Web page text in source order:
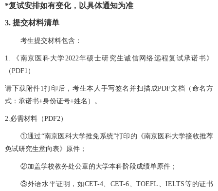
*复试安排如有变化，以具体通知为准
3. 提交材料清单
考生提交材料包含：
1. 《南京医科大学2022年硕士研究生诚信网络远程复试承诺书》
（PDF1）
请下载附件1打印后，考生本人手写签名并扫描成PDF文档（命名方
式：承诺书+身份证号+姓名）。
2.必需材料（PDF2）
①通过“南京医科大学推免系统”打印的《南京医科大学接收推荐
免试研究生意向表》原件；
②加盖学校教务处公章的大学本科阶段成绩单原件；
③外语水平证明，如CET-4、CET-6、TOEFL、IELTS等的证书